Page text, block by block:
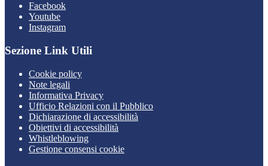
Facebook
Youtube
Instagram
Sezione Link Utili
Cookie policy
Note legali
Informativa Privacy
Ufficio Relazioni con il Pubblico
Dichiarazione di accessibilità
Obiettivi di accessibilità
Whistleblowing
Gestione consensi cookie